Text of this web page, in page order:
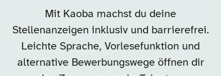
Mit Kaoba machst du deine
Stellenanzeigen inklusiv und barrierefrei.
Leichte Sprache, Vorlesefunktion und
alternative Bewerbungswege öffnen dir